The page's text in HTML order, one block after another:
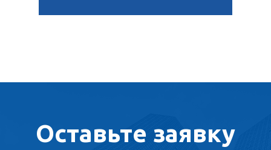
Оставьте заявку